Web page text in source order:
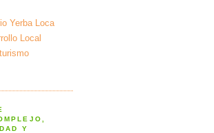
Yerba Loca
Local
Y